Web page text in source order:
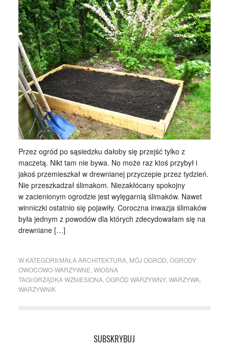
Przez ogród po sąsiedzku dałoby się przejść tylko z
maczetą. Nikt tam nie bywa. No może raz ktoś przybył i
jakoś przemieszkał w drewnianej przyczepie przez tydzień.
Nie przeszkadzał ślimakom. Niezakłócany spokojny
w zacienionym ogrodzie jest wylęgarnią ślimaków. Nawet
winniczki ostatnio się pojawiły. Coroczna inwazja ślimaków
była jednym z powodów dla których zdecydowałam się na
drewniane […]
W KATEGORII:MAŁA ARCHITEKTURA, MÓJ OGRÓD,OGRODY
OWOCOWO-WARZYWNE,WIOSNA
TAGI:GRZĄDKA WZNIESIONA,OGRÓD WARZYWNY,WARZYWA,
WARZYWNIK
SUBSKRYBUJ